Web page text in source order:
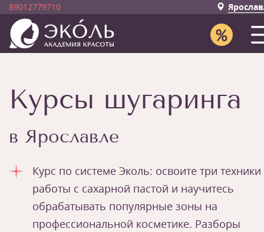
89012779710
Курсы шугаринга
в Ярославле
Курс по системе Эколь: освоите три техники
работы с сахарной пастой и научитесь
обрабатывать популярные зоны на
профессиональной косметике. Разборы